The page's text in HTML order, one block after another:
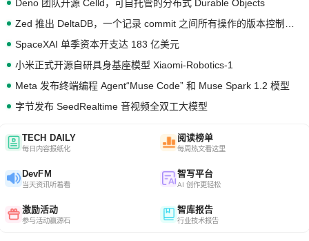
Deno 团队开源 Celld，可自托管的分布式 Durable Objects
SpaceXAI 单季资本开支达 183 亿美元
小米正式开源自研具身基座模型 Xiaomi-Robotics-1
Meta 发布终端编程 Agent“Muse Code” 和 Muse Spark 1.2 模型
字节发布 SeedRealtime 音视频全双工大模型
TECH DAILY
每日内容报纸化
阅读榜单
每周热文看这里
DevFM
当天资讯听着看
智写平台
AI 创作更轻松
激励活动
参与活动赢源石
智库报告
行业技术报告